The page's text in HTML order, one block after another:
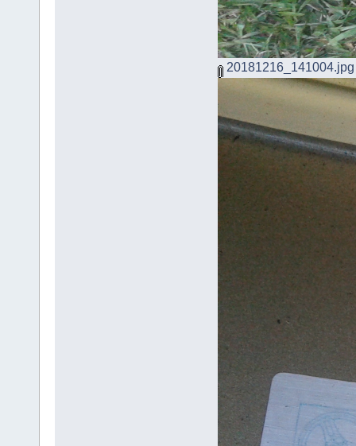
20181216_141004.jpg